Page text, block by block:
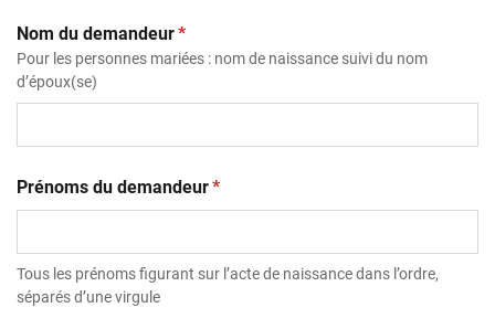
Nom du demandeur(obligatoire)
*
Pour les personnes mariées : nom de naissance suivi du nom
d’époux(se)
Prénoms du demandeur(obligatoire)
*
Tous les prénoms figurant sur l’acte de naissance dans l’ordre,
séparés d’une virgule